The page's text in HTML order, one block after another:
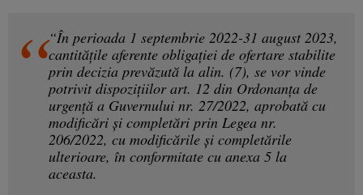
“În perioada 1 septembrie 2022-31 august 2023,
cantitățile aferente obligației de ofertare stabilite
prin decizia prevăzută la alin. (7), se vor vinde
potrivit dispozițiilor art. 12 din Ordonanţa de
urgenţă a Guvernului nr. 27/2022, aprobată cu
modificări şi completări prin Legea nr.
206/2022, cu modificările şi completările
ulterioare, în conformitate cu anexa 5 la
aceasta.